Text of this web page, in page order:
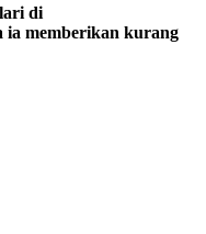
di
ia memberikan kurang